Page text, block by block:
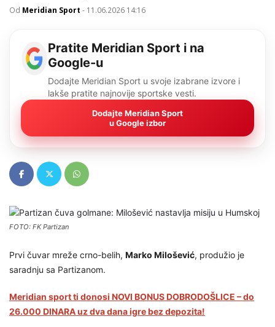
Od Meridian Sport - 11.06.2026 14:16
Pratite Meridian Sport i na
Google-u
Dodajte Meridian Sport u svoje izabrane izvore i
lakše pratite najnovije sportske vesti.
Dodajte Meridian Sport
u Google izbor
FOTO: FK Partizan
Prvi čuvar mreže crno-belih, Marko Milošević, produžio je
saradnju sa Partizanom.
Meridian sport ti donosi NOVI BONUS DOBRODOŠLICE – do
26.000 DINARA uz dva dana igre bez depozita!